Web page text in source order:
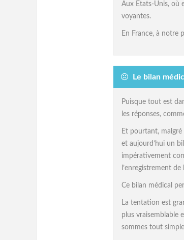
Aux Etats-Unis, où
voyantes.
En France, à notre
Le bilan
Puisque tout est
les réponses,
Et pourtant,
et aujourd’hui un
impérativement
l’enregistrement
Ce bilan médical
La tentation est
plus vraisemblable
sommes tout